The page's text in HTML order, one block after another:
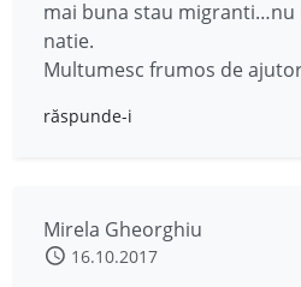
mai buna stau migranti…nu
natie.
Multumesc frumos de
răspunde-i
Mirela Gheorghiu
16.10.2017